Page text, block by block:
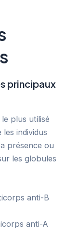
principaux
plus utilisé
individus
présence ou
les globules
anti-B
anti-A